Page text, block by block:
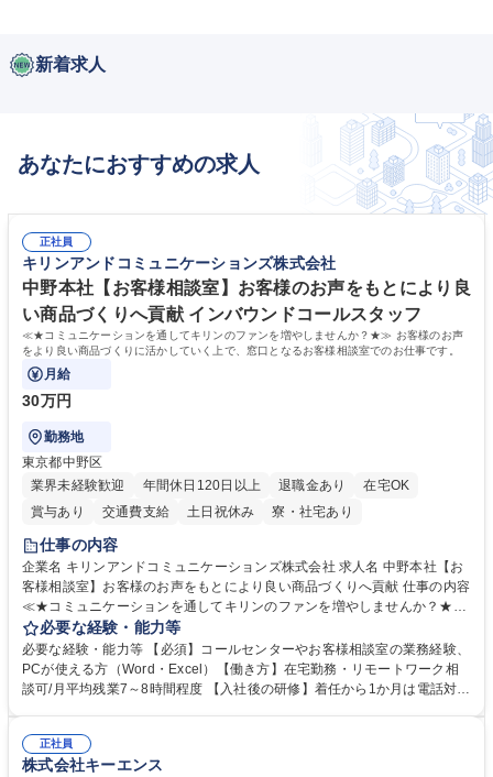
新着求人
あなたにおすすめの求人
正社員
キリンアンドコミュニケーションズ株式会社
中野本社【お客様相談室】お客様のお声をもとにより良
い商品づくりへ貢献 インバウンドコールスタッフ
≪★コミュニケーションを通してキリンのファンを増やしませんか？★≫ お客様のお声
をより良い商品づくりに活かしていく上で、窓口となるお客様相談室でのお仕事です。
月給
30万円
勤務地
東京都中野区
業界未経験歓迎
年間休日120日以上 退職金あり
在宅OK
賞与あり
交通費支給 土日祝休み 寮・社宅あり
仕事の内容
企業名 キリンアンドコミュニケーションズ株式会社 求人名 中野本社【お
客様相談室】お客様のお声をもとにより良い商品づくりへ貢献 仕事の内容
≪★コミュニケーションを通してキリンのファンを増やしませんか？★≫
お客様のお声をより良い商品づくりに活かしていく上で、窓口となるお客
様相談室でのお仕事です。 日々お客様からいただくキリングループへのご
意見を、企業活動に活かしています。お客様からの声に迅速かつ誠意をも
って対応、情報提供するとともにグループ内活動に反映しています。 【具
平均100件前後■メール・手紙：同上40件前後 募集職種 中野本社【お客様
相談室】お客様のお声をもとにより良い商品づくりへ貢献
必要な経験・能力等
必要な経験・能力等 【必須】コールセンターやお客様相談室の業務経験、
PCが使える方（Word・Excel）【働き方】在宅勤務・リモートワーク相
談可/月平均残業7～8時間程度 【入社後の研修】着任から1か月は電話対応
すのでご安心ください。 【当社について】キリングループの広報機能を担
う会社として、お客様との出会いを大切にし、磨き上げたホスピタリティ
正社員
株式会社キーエンス